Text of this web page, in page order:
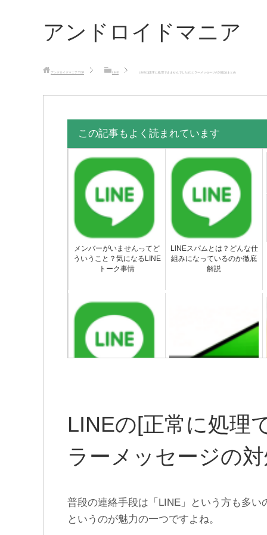
アンドロイドマニア
アンドロイドマニア TOP LINE LINEの[正常に処理できませんでした]のエラーメッセージの対処法まとめ
この記事もよく読まれています
メンバーがいませんってど
ういうこと？気になるLINE
トーク事情
LINEスパムとは？どんな仕
組みになっているのか徹底
解説
にする方法
LINEの[正常に処理
ラーメッセージの
普段の連絡手段は「LINE」という方も多
というのが魅力の一つですよね。